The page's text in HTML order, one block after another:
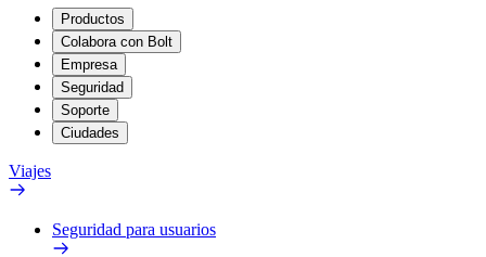
Productos
Colabora con Bolt
Empresa
Seguridad
Soporte
Ciudades
Viajes
Seguridad para usuarios